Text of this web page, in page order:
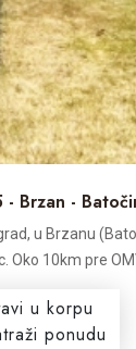
Brzan -
u Brzanu
Oko 10km pre
u korpu
ponudu